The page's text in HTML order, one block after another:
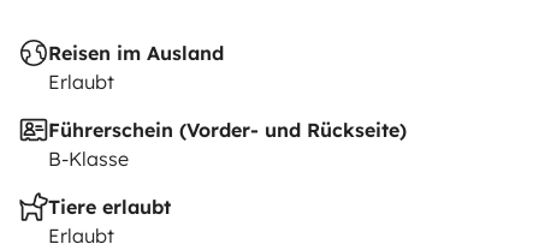
Reisen im Ausland
Erlaubt
Führerschein (Vorder- und Rückseite)
B-Klasse
Tiere erlaubt
Erlaubt